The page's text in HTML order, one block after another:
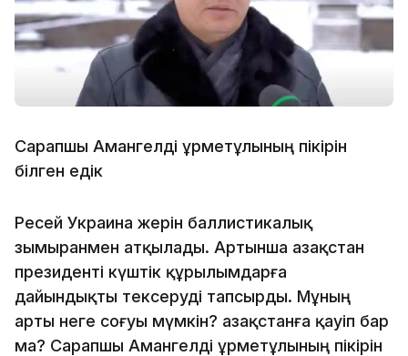
Сарапшы Амангелді Құрметұлының пікірін
білген едік
Ресей Украина жерін баллистикалық
зымыранмен атқылады. Артынша Қазақстан
президенті күштік құрылымдарға
дайындықты тексеруді тапсырды. Мұның
арты неге соғуы мүмкін? Қазақстанға қауіп бар
ма? Сарапшы Амангелді Құрметұлының пікірін